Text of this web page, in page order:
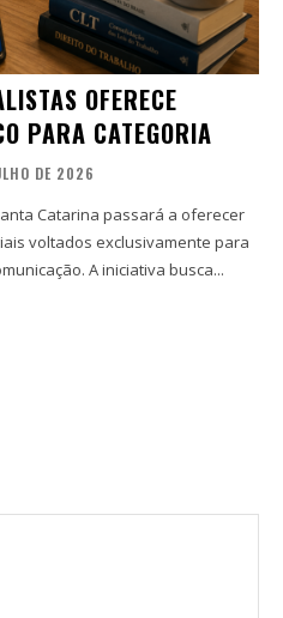
OFERECE
PARA CATEGORIA
DE 2026
Catarina passará a oferecer
voltados exclusivamente para
A iniciativa busca...